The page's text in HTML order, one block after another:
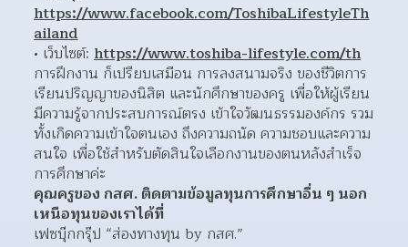
https://www.facebook.com/ToshibaLifestyleTh
ailand
เว็บไซต์: https://www.toshiba-lifestyle.com/th
การฝึกงาน ก็เปรียบเสมือน การลงสนามจริง ของชีวิตการ
เรียนปริญญาของนิสิต และนักศึกษาของครู เพื่อให้ผู้เรียน
มีความรู้จากประสบการณ์ตรง เข้าใจวัฒนธรรมองค์กร รวม
ทั้งเกิดความเข้าใจตนเอง ถึงความถนัด ความชอบและความ
สนใจ เพื่อใช้สำหรับตัดสินใจเลือกงานของตนหลังสำเร็จ
การศึกษาค่ะ
คุณครูของ กสศ. ติดตามข้อมูลทุนการศึกษาอื่น ๆ นอก
เหนือทุนของเราได้ที่
เฟซบุ๊กกรุ๊ป “ส่องทางทุน by กสศ.”